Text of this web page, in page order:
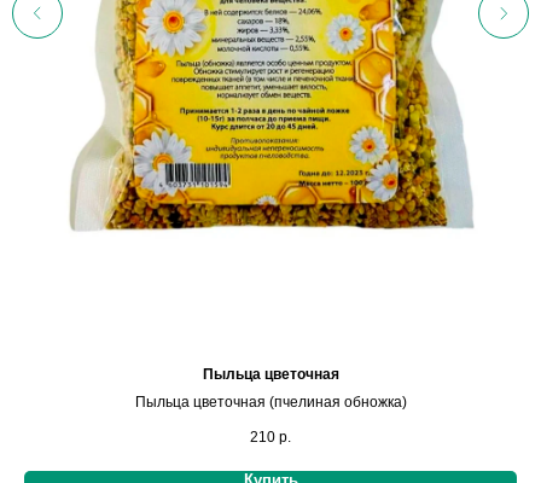
Пыльца цветочная
Пыльца цветочная (пчелиная обножка)
210 р.